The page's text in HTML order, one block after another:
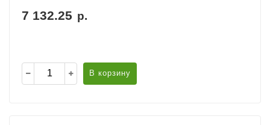
7 132.25 р.
В корзину